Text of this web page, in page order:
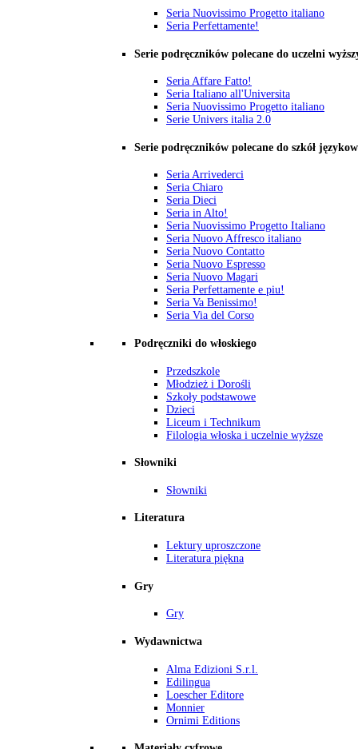
Seria Nuovissimo Progetto italiano
Seria Perfettamente!
Serie podręczników polecane do uczelni
Seria Affare Fatto!
Seria Italiano all'Universita
Seria Nuovissimo Progetto italiano
Serie Univers italia 2.0
Serie podręczników polecane do szkół
Seria Arrivederci
Seria Chiaro
Seria Dieci
Seria in Alto!
Seria Nuovissimo Progetto Italiano
Seria Nuovo Affresco italiano
Seria Nuovo Contatto
Seria Nuovo Espresso
Seria Nuovo Magari
Seria Perfettamente e piu!
Seria Va Benissimo!
Seria Via del Corso
Podręczniki do włoskiego
Przedszkole
Młodzież i Dorośli
Szkoły podstawowe
Dzieci
Liceum i Technikum
Filologia włoska i uczelnie wyższe
Słowniki
Słowniki
Literatura
Lektury uproszczone
Literatura piękna
Gry
Gry
Wydawnictwa
Alma Edizioni S.r.l.
Edilingua
Loescher Editore
Monnier
Ornimi Editions